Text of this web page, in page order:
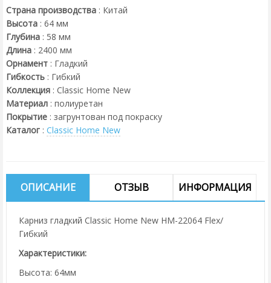
Страна производства : Китай
Высота : 64 мм
Глубина : 58 мм
Длина : 2400 мм
Орнамент : Гладкий
Гибкость : Гибкий
Коллекция : Classic Home New
Материал : полиуретан
Покрытие : загрунтован под покраску
Каталог : Classic Home New
ОПИСАНИЕ ОТЗЫВ ИНФОРМАЦИЯ
Карниз гладкий Classic Home New HM-22064 Flex/
Гибкий
Характеристики:
Высота: 64мм